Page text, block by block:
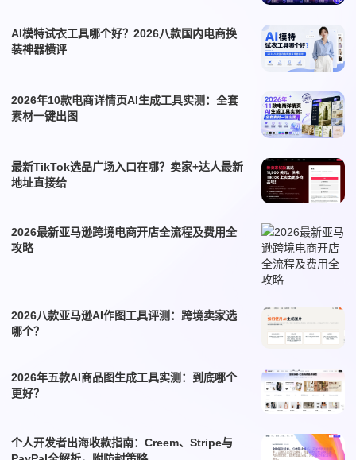
AI模特试衣工具哪个好？2026八款国内电商换
装神器横评
2026年10款电商详情页AI生成工具实测：全套
素材一键出图
最新TikTok选品广场入口在哪？卖家+达人最新
地址直接给
2026最新亚马逊跨境电商开店全流程及费用全
攻略
2026八款亚马逊AI作图工具评测：跨境卖家选
哪个？
2026年五款AI商品图生成工具实测：到底哪个
更好？
个人开发者出海收款指南：Creem、Stripe与